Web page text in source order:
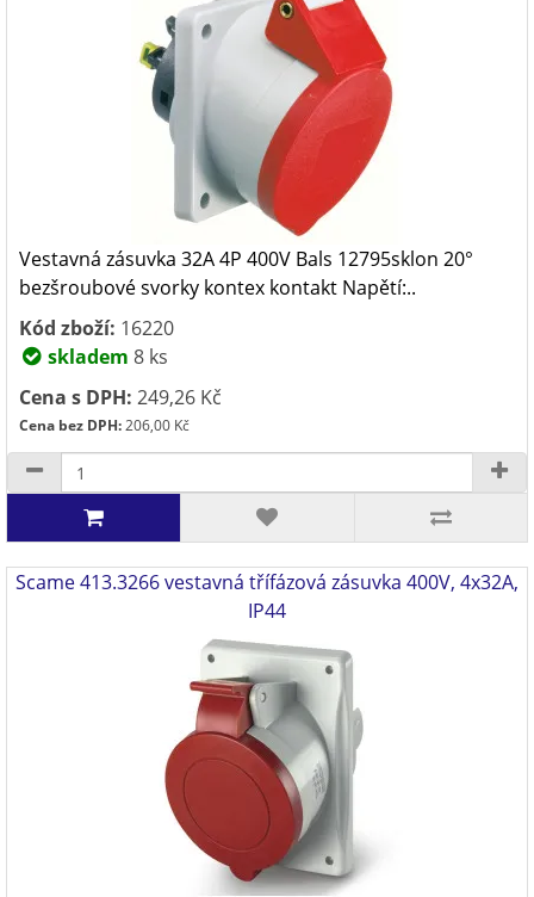
Vestavná zásuvka 32A 4P 400V Bals 12795sklon 20°
bezšroubové svorky kontex kontakt Napětí:..
Kód zboží: 16220
skladem 8 ks
Cena s DPH: 249,26 Kč
Cena bez DPH:206,00 Kč
Scame 413.3266 vestavná třífázová zásuvka 400V, 4x32A,
IP44